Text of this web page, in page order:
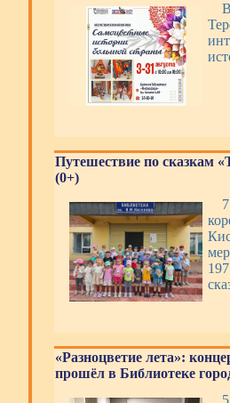
Путешествие по сказкам
(0+)
«Разноцветие лета»:
прошёл в Библиотеке